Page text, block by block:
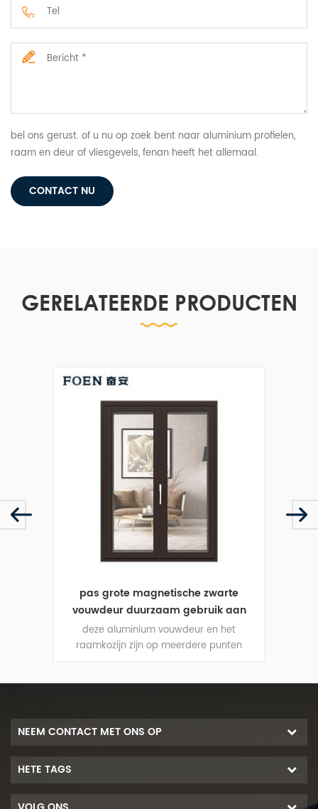
bel ons gerust. of u nu op zoek bent naar aluminium profielen,
raam en deur of vliesgevels, fenan heeft het allemaal.
CONTACT NU
GERELATEERDE PRODUCTEN
pas grote magnetische zwarte
vouwdeur duurzaam gebruik aan
deze aluminium vouwdeur en het
raamkozijn zijn op meerdere punten
NEEM CONTACT MET ONS OP
HETE TAGS